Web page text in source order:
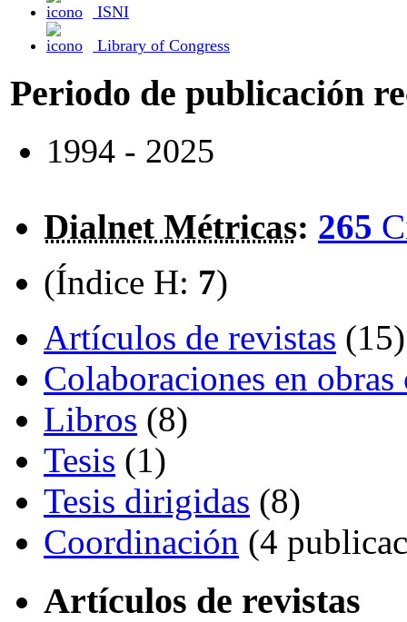
ISNI
Library of Congress
Periodo de publicación
1994 - 2025
Dialnet Métricas: 265
(Índice H: 7)
Artículos de revistas (15)
Colaboraciones en
Libros (8)
Tesis (1)
Tesis dirigidas (8)
Coordinación (4
Artículos de revistas